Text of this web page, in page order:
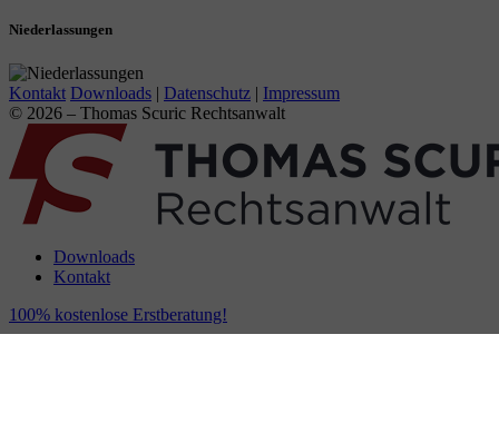
Niederlassungen
Kontakt Downloads | Datenschutz | Impressum
© 2026 – Thomas Scuric Rechtsanwalt
Downloads
Kontakt
100% kostenlose Erstberatung!